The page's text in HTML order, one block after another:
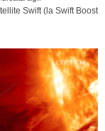
Swift (la Swift Boost